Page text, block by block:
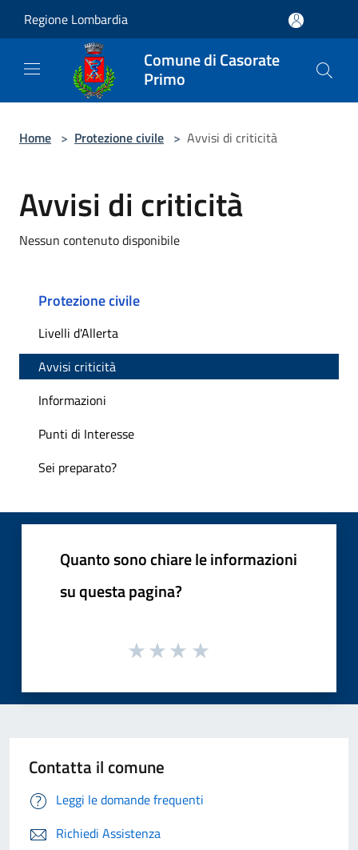
Regione Lombardia
Comune di Casorate
Primo
Home > Protezione civile > Avvisi di criticità
Avvisi di criticità
Nessun contenuto disponibile
Protezione civile
Livelli d'Allerta
Avvisi criticità
Informazioni
Punti di Interesse
Sei preparato?
Quanto sono chiare le informazioni
su questa pagina?
Contatta il comune
Leggi le domande frequenti
Richiedi Assistenza